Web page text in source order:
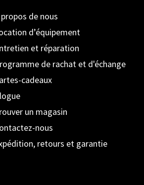
de nous
d’équipement
et réparation
de rachat et d'échange
cadeaux
un magasin
nous
retours et garantie